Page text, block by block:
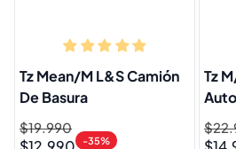
Tz Mean/M L&S Camión
De Basura
Precio
$19.990
Precio
-35%
Tz